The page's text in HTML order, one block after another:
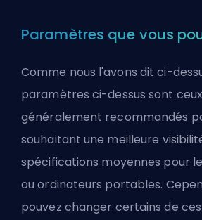
Paramètres que vous
Comme nous l'avons dit ci-
paramètres ci-dessus sont
généralement recommandés
souhaitant une meilleure
spécifications moyennes pour
ou ordinateurs portables.
pouvez changer certains de